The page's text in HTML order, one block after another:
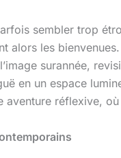
sembler trop
alors les
surannée,
en un espace
réflexive,